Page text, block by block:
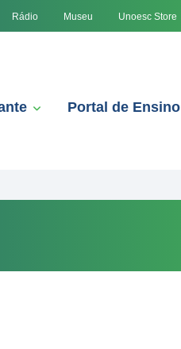
Rádio Museu Unoesc Store
Portal de Ensino